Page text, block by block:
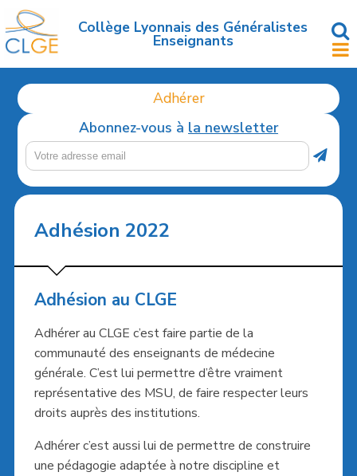
Accéder
au
contenu
Collège Lyonnais des Généralistes
Enseignants
Adhérer
Abonnez-vous à la newsletter
Adhésion 2022
Adhésion au CLGE
Adhérer au CLGE c’est faire partie de la
communauté des enseignants de médecine
générale. C’est lui permettre d’être vraiment
représentative des MSU, de faire respecter leurs
droits auprès des institutions.
Adhérer c’est aussi lui de permettre de construire
une pédagogie adaptée à notre discipline et